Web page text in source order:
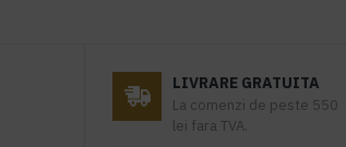
LIVRARE GRATUITA
La comenzi de peste 550
lei fara TVA.